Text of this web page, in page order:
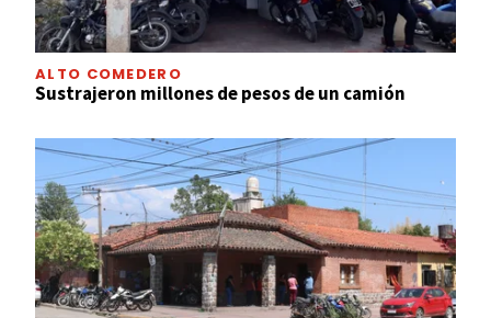
ALTO COMEDERO
Sustrajeron millones de pesos de un camión